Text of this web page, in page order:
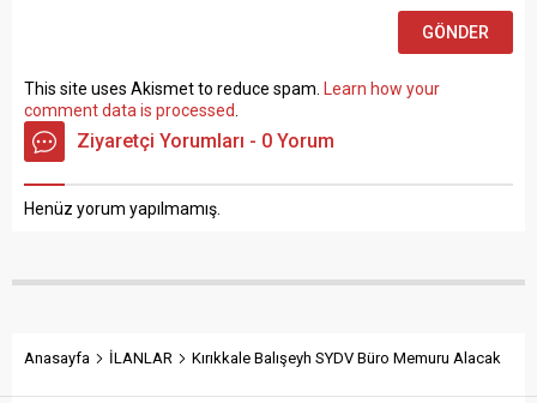
This site uses Akismet to reduce spam.
Learn how your
comment data is processed
Ziyaretçi Yorumları - 0 Yorum
Henüz yorum yapılmamış.
Anasayfa İLANLAR Kırıkkale Balışeyh SYDV Büro Memuru Alacak